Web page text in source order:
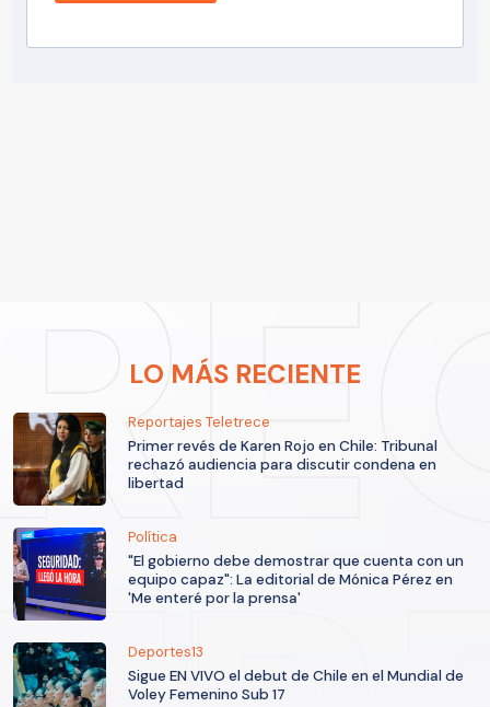
LO MÁS RECIENTE
Reportajes Teletrece
Primer revés de Karen Rojo en Chile: Tribunal
rechazó audiencia para discutir condena en
libertad
Política
"El gobierno debe demostrar que cuenta con un
equipo capaz": La editorial de Mónica Pérez en
'Me enteré por la prensa'
Deportes13
Sigue EN VIVO el debut de Chile en el Mundial de
Voley Femenino Sub 17